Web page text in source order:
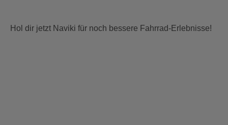
Hol dir jetzt Naviki für noch bessere Fahrrad-Erlebnisse!